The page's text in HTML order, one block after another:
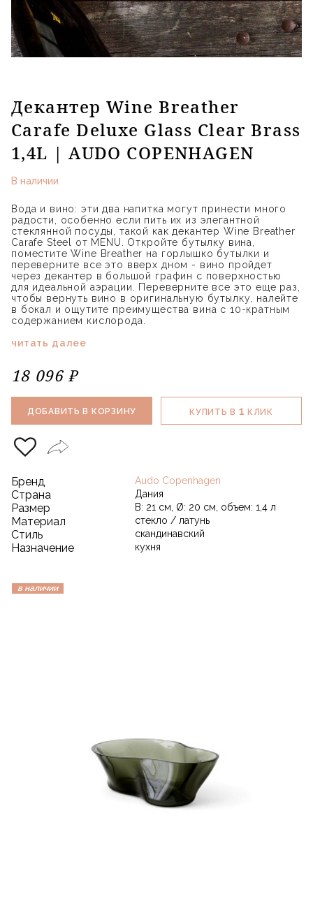
Декантер Wine Breather
Carafe Deluxe Glass Clear Brass
1,4L | AUDO COPENHAGEN
В наличии
Вода и вино: эти два напитка могут принести много
радости, особенно если пить их из элегантной
стеклянной посуды, такой как декантер Wine Breather
Carafe Steel от MENU. Откройте бутылку вина,
поместите Wine Breather на горлышко бутылки и
переверните все это вверх дном - вино пройдет
через декантер в большой графин с поверхностью
для идеальной аэрации. Переверните все это еще раз,
чтобы вернуть вино в оригинальную бутылку, налейте
в бокал и ощутите преимущества вина с 10-кратным
содержанием кислорода.
читать далее
18 096 ₽
ДОБАВИТЬ В КОРЗИНУ КУПИТЬ В 1 КЛИК
Бренд Audo Copenhagen
Страна Дания
Размер В: 21 см, Ø: 20 см, объем: 1,4 л
Материал стекло / латунь
Стиль скандинавский
Назначение кухня
в наличии